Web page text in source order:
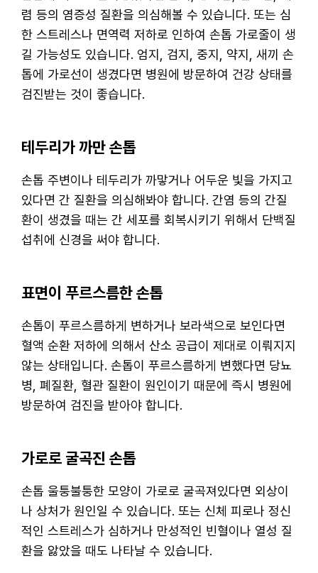
렴 등의 염증성 질환을 의심해볼 수 있습니다. 또는 심
한 스트레스나 면역력 저하로 인하여 손톱 가로줄이 생
길 가능성도 있습니다. 엄지, 검지, 중지, 약지, 새끼 손
톱에 가로선이 생겼다면 병원에 방문하여 건강 상태를
검진받는 것이 좋습니다.
테두리가 까만 손톱
손톱 주변이나 테두리가 까맣거나 어두운 빛을 가지고
있다면 간 질환을 의심해봐야 합니다. 간염 등의 간질
환이 생겼을 때는 간 세포를 회복시키기 위해서 단백질
섭취에 신경을 써야 합니다.
표면이 푸르스름한 손톱
손톱이 푸르스름하게 변하거나 보라색으로 보인다면
혈액 순환 저하에 의해서 산소 공급이 제대로 이뤄지지
않는 상태입니다. 손톱이 푸르스름하게 변했다면 당뇨
병, 폐질환, 혈관 질환이 원인이기 때문에 즉시 병원에
방문하여 검진을 받아야 합니다.
가로로 굴곡진 손톱
손톱 울퉁불퉁한 모양이 가로로 굴곡져있다면 외상이
나 상처가 원인일 수 있습니다. 또는 신체 피로나 정신
적인 스트레스가 심하거나 만성적인 빈혈이나 열성 질
환을 앓았을 때도 나타날 수 있습니다.